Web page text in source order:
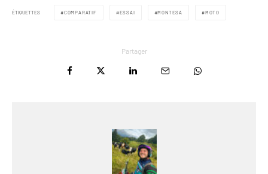
ÉTIQUETTES COMPARATIF ESSAI MONTESA MOTO
Partager